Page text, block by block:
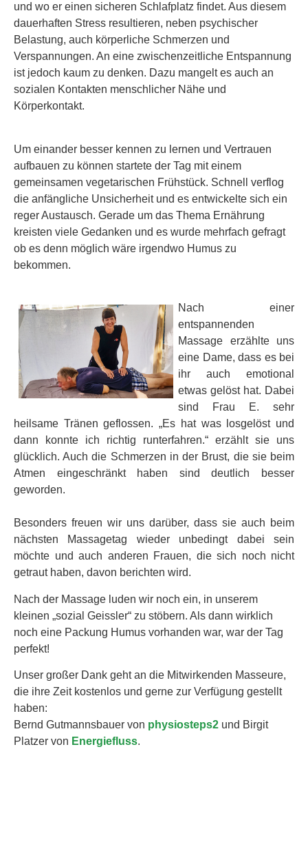
und wo er einen sicheren Schlafplatz findet. Aus diesem
dauerhaften Stress resultieren, neben psychischer
Belastung, auch körperliche Schmerzen und
Verspannungen. An eine zwischenzeitliche Entspannung
ist jedoch kaum zu denken. Dazu mangelt es auch an
sozialen Kontakten menschlicher Nähe und
Körperkontakt.
Um einander besser kennen zu lernen und Vertrauen
aufbauen zu können startete der Tag mit einem
gemeinsamen vegetarischen Frühstück. Schnell verflog
die anfängliche Unsicherheit und es entwickelte sich ein
reger Austausch. Gerade um das Thema Ernährung
kreisten viele Gedanken und es wurde mehrfach gefragt
ob es denn möglich wäre irgendwo Humus zu
bekommen.
Nach einer
entspannenden
Massage erzählte uns
eine Dame, dass es bei
ihr auch emotional
etwas gelöst hat. Dabei
sind Frau E. sehr
heilsame Tränen geflossen. „Es hat was losgelöst und
dann konnte ich richtig runterfahren.“ erzählt sie uns
glücklich. Auch die Schmerzen in der Brust, die sie beim
Atmen eingeschränkt haben sind deutlich besser
geworden.
Besonders freuen wir uns darüber, dass sie auch beim
nächsten Massagetag wieder unbedingt dabei sein
möchte und auch anderen Frauen, die sich noch nicht
getraut haben, davon berichten wird.
Nach der Massage luden wir noch ein, in unserem
kleinen „sozial Geissler“ zu stöbern. Als dann wirklich
noch eine Packung Humus vorhanden war, war der Tag
perfekt!
Unser großer Dank geht an die Mitwirkenden Masseure,
die ihre Zeit kostenlos und gerne zur Verfügung gestellt
haben:
Bernd Gutmannsbauer von physiosteps2 und Birgit
Platzer von Energiefluss.